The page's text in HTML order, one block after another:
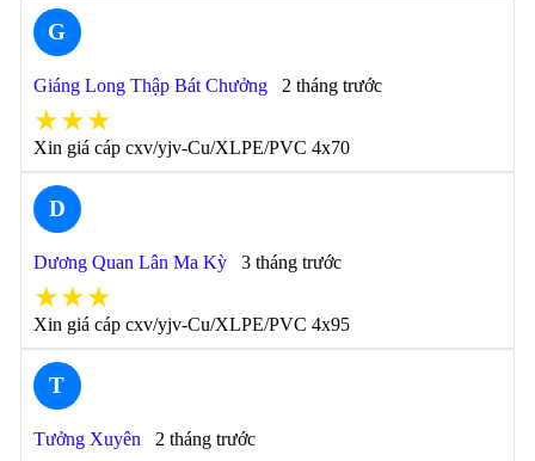
G
Giáng Long Thập Bát Chưởng 2 tháng trước
★★★
Xin giá cáp cxv/yjv-Cu/XLPE/PVC 4x70
D
Dương Quan Lân Ma Kỳ 3 tháng trước
★★★
Xin giá cáp cxv/yjv-Cu/XLPE/PVC 4x95
T
Tưởng Xuyên 2 tháng trước